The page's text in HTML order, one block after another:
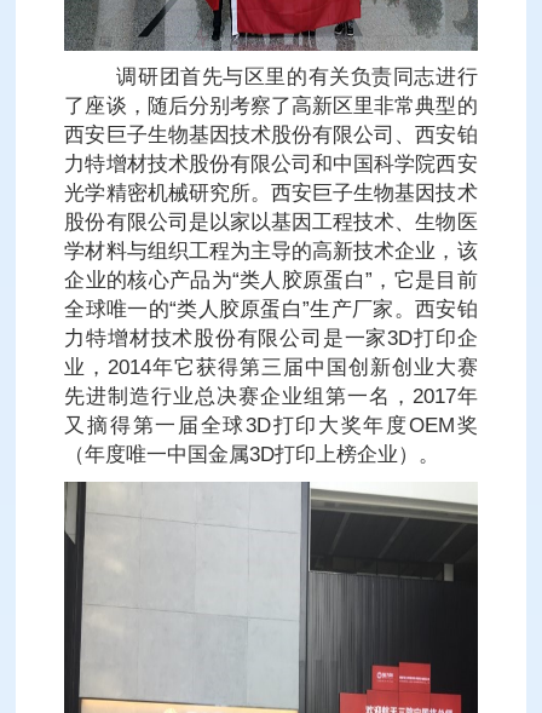
调研团首先与区里的有关负责同志进行
了座谈，随后分别考察了高新区里非常典型的
西安巨子生物基因技术股份有限公司、西安铂
力特增材技术股份有限公司和中国科学院西安
光学精密机械研究所。西安巨子生物基因技术
股份有限公司是以家以基因工程技术、生物医
学材料与组织工程为主导的高新技术企业，该
企业的核心产品为“类人胶原蛋白”，它是目前
全球唯一的“类人胶原蛋白”生产厂家。西安铂
力特增材技术股份有限公司是一家3D打印企
业，2014年它获得第三届中国创新创业大赛
先进制造行业总决赛企业组第一名，2017年
又摘得第一届全球3D打印大奖年度OEM奖
（年度唯一中国金属3D打印上榜企业）。